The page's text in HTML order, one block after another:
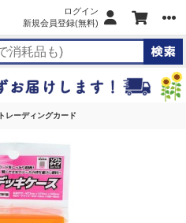
ログイン
新規会員登録(無料)
トレーディングカード